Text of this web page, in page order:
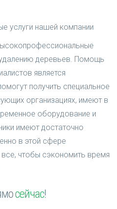
услуги нашей компании
деревьев. Помощь
является
получить специальное
организациях, имеют в
оборудование и
имеют достаточно
в этой сфере
чтобы сэкономить время
сейчас!